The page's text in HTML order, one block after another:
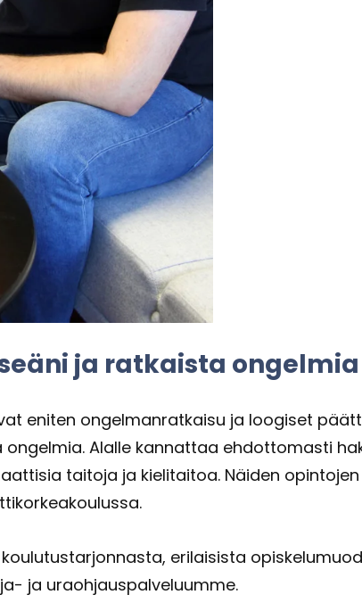
ja rat­kais­ta on­gel­mia
eni­ten on­gel­man­rat­kai­su ja loo­gi­set
Alal­le kan­nat­taa eh­dot­to­mas­ti
tai­to­ja ja kie­li­tai­toa. Näi­den
eri­lai­sis­ta
ja uraoh­jaus­pal­ve­luum­me.